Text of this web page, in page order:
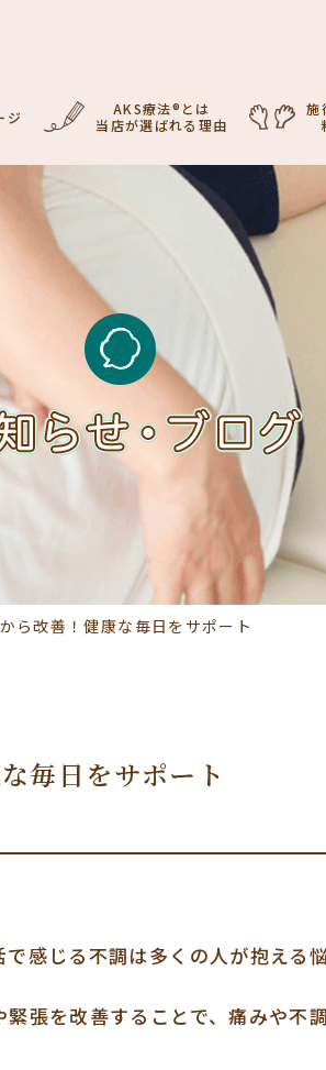
ジ
AKS療法®とは
当店が選ばれる理由
施
ら改善！健康な毎日をサポート
毎日をサポート
感じる不調は多くの人が抱える悩
張を改善することで、痛みや不